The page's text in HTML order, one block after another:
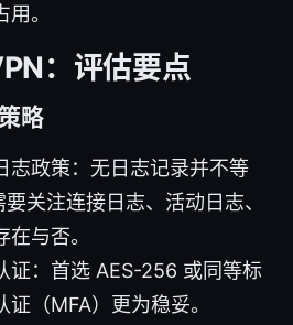
。
：评估要点
略
志政策：无日志记录并不等
关注连接日志、活动日志、
与否。
证：首选 AES-256 或同等标
（MFA）更为稳妥。